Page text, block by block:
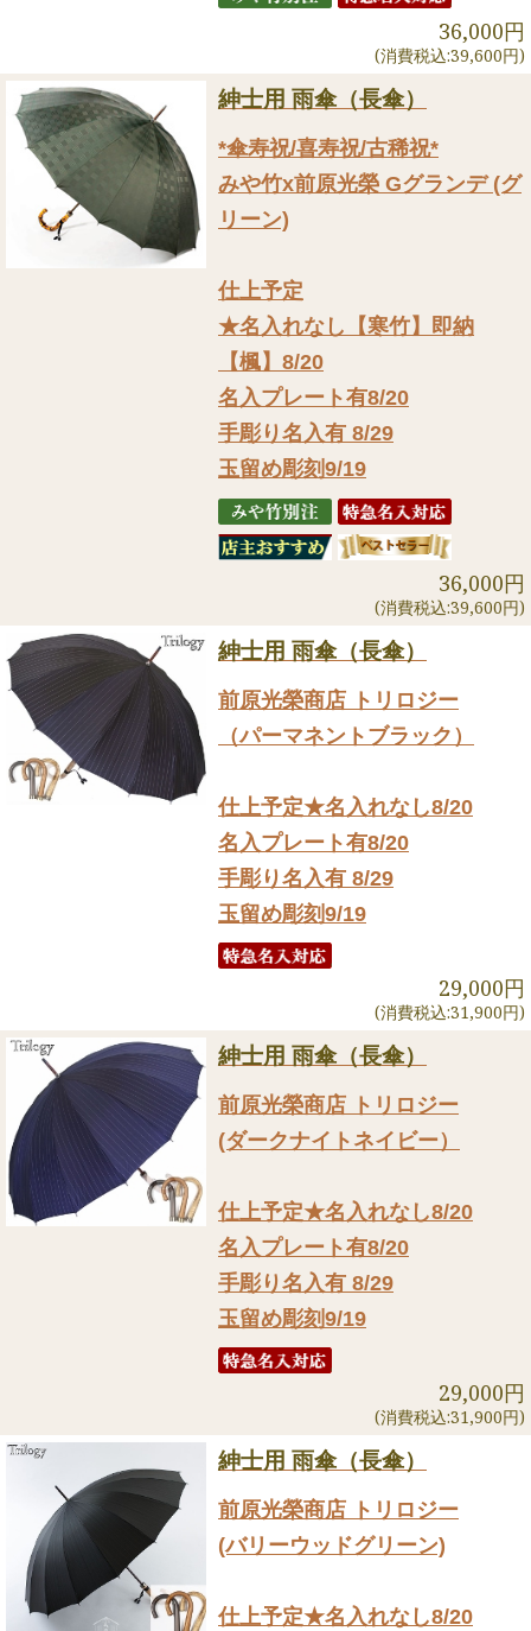
36,000円
(消費税込:39,600円)
紳士用 雨傘（長傘）
*傘寿祝/喜寿祝/古稀祝*
みや竹x前原光榮 Gグランデ (グ
リーン)
仕上予定
★名入れなし【寒竹】即納
【楓】8/20
名入プレート有8/20
手彫り名入有 8/29
玉留め彫刻9/19
36,000円
(消費税込:39,600円)
紳士用 雨傘（長傘）
前原光榮商店 トリロジー
（パーマネントブラック）
仕上予定★名入れなし8/20
名入プレート有8/20
手彫り名入有 8/29
玉留め彫刻9/19
29,000円
(消費税込:31,900円)
紳士用 雨傘（長傘）
前原光榮商店 トリロジー
(ダークナイトネイビー）
仕上予定★名入れなし8/20
名入プレート有8/20
手彫り名入有 8/29
玉留め彫刻9/19
29,000円
(消費税込:31,900円)
紳士用 雨傘（長傘）
前原光榮商店 トリロジー
(バリーウッドグリーン)
仕上予定★名入れなし8/20